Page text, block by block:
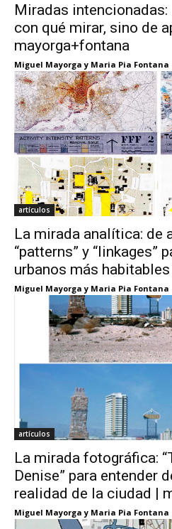
Miradas
con qué mirar, sino de
mayorga+fontana
Miguel Mayorga y Maria Pia Fontana
artículos
La mirada analítica: de
“patterns” y “linkages”
urbanos más
Miguel Mayorga y Maria Pia Fontana
artículos
La mirada fotográfica:
Denise” para entender
realidad de la ciudad |
Miguel Mayorga y Maria Pia Fontana